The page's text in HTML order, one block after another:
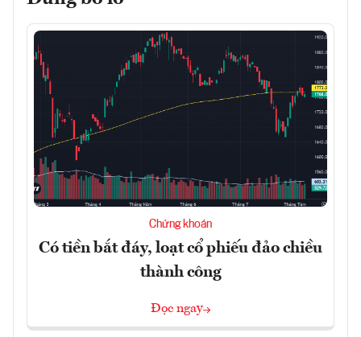
Chứng khoán
Có tiền bắt đáy, loạt cổ phiếu đảo chiều
thành công
Đọc ngay